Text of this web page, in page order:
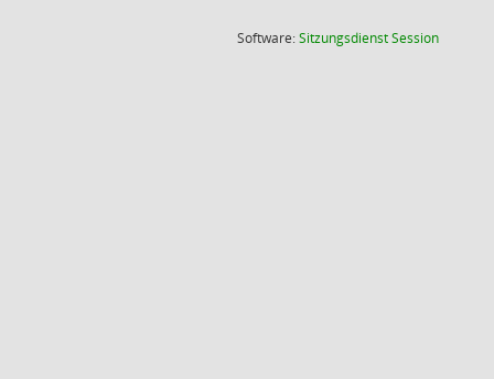
Software:SitzungsdienstSession(Wird in